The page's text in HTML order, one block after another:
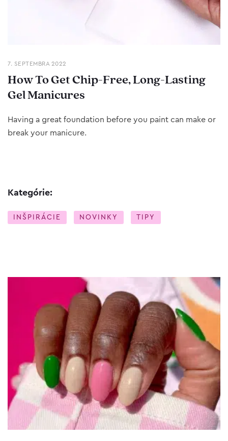
7. SEPTEMBRA 2022
How To Get Chip-Free, Long-Lasting
Gel Manicures
Having a great foundation before you paint can make or
break your manicure.
Kategórie:
INŠPIRÁCIE NOVINKY TIPY